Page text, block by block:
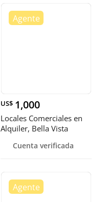
US$ 1,000
Locales Comerciales en
Alquiler, Bella Vista
Cuenta verificada